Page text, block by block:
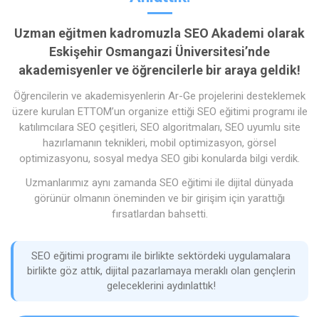
Uzman eğitmen kadromuzla SEO Akademi olarak
Eskişehir Osmangazi Üniversitesi’nde
akademisyenler ve öğrencilerle bir araya geldik!
Öğrencilerin ve akademisyenlerin Ar-Ge projelerini desteklemek
üzere kurulan ETTOM’un organize ettiği SEO eğitimi programı ile
katılımcılara SEO çeşitleri, SEO algoritmaları, SEO uyumlu site
hazırlamanın teknikleri, mobil optimizasyon, görsel
optimizasyonu, sosyal medya SEO gibi konularda bilgi verdik.
Uzmanlarımız aynı zamanda SEO eğitimi ile dijital dünyada
görünür olmanın öneminden ve bir girişim için yarattığı
fırsatlardan bahsetti.
SEO eğitimi programı ile birlikte sektördeki uygulamalara
birlikte göz attık, dijital pazarlamaya meraklı olan gençlerin
geleceklerini aydınlattık!